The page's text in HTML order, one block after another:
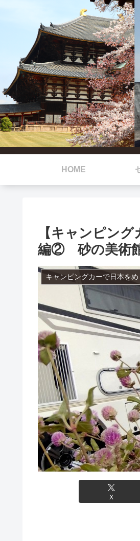
HOME
【キャンピン
編② 砂の美術
キャンピングカーで日本を
X